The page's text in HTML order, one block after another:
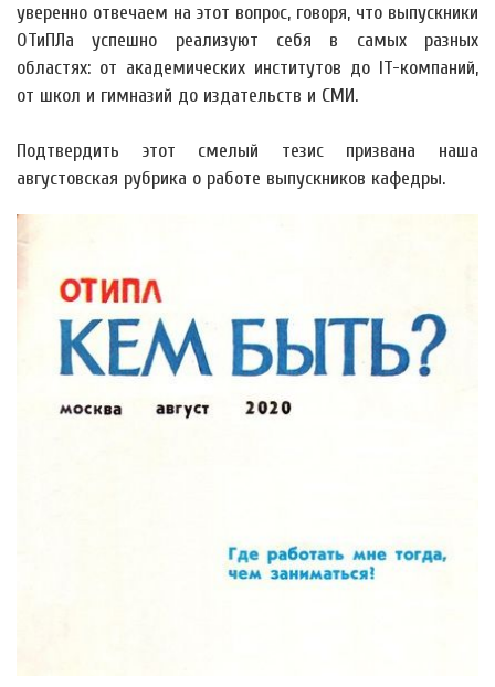
уверенно отвечаем на этот вопрос, говоря, что выпускники
ОТиПЛа успешно реализуют себя в самых разных
областях: от академических институтов до IT-компаний,
от школ и гимназий до издательств и СМИ.
Подтвердить этот смелый тезис призвана наша
августовская рубрика о работе выпускников кафедры.